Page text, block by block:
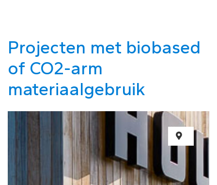
Projecten met biobased
of CO2-arm
materiaalgebruik